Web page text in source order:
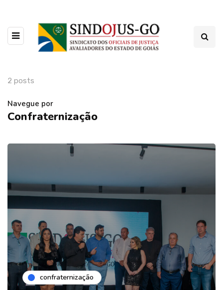
2 posts
Navegue por
Confraternização
confraternização